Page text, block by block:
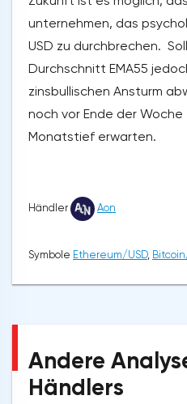
unternehmen, das
USD zu durchbrechen.
Durchschnitt EMA55
zinsbullischen Ansturm
noch vor Ende der
Monatstief erwarten.
Händler Aon
Symbole Ethereum/USD,
Andere
Händlers